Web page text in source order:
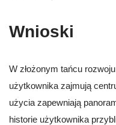
Wnioski
W złożonym tańcu
użytkownika zajmują
użycia zapewniają
historie użytkownika